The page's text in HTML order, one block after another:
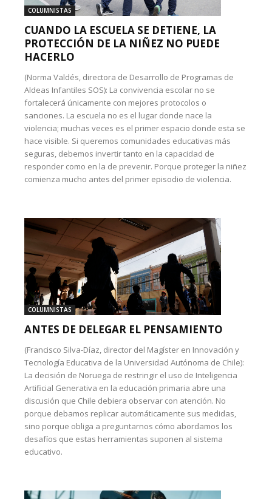
COLUMNISTAS
CUANDO LA ESCUELA SE DETIENE, LA
PROTECCIÓN DE LA NIÑEZ NO PUEDE
HACERLO
(Norma Valdés, directora de Desarrollo de Programas de
Aldeas Infantiles SOS): La convivencia escolar no se
fortalecerá únicamente con mejores protocolos o
sanciones. La escuela no es el lugar donde nace la
violencia; muchas veces es el primer espacio donde esta se
hace visible. Si queremos comunidades educativas más
seguras, debemos invertir tanto en la capacidad de
responder como en la de prevenir. Porque proteger la niñez
comienza mucho antes del primer episodio de violencia.
COLUMNISTAS
ANTES DE DELEGAR EL PENSAMIENTO
(Francisco Silva-Díaz, director del Magíster en Innovación y
Tecnología Educativa de la Universidad Autónoma de Chile):
La decisión de Noruega de restringir el uso de Inteligencia
Artificial Generativa en la educación primaria abre una
discusión que Chile debiera observar con atención. No
porque debamos replicar automáticamente sus medidas,
sino porque obliga a preguntarnos cómo abordamos los
desafíos que estas herramientas suponen al sistema
educativo.